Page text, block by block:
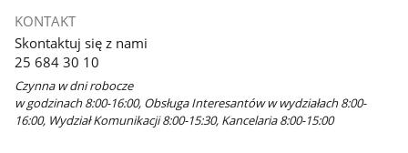
KONTAKT
Skontaktuj się z nami
25 684 30 10
Czynna w dni robocze
w godzinach 8:00-16:00, Obsługa Interesantów w wydziałach 8:00-
16:00, Wydział Komunikacji 8:00-15:30, Kancelaria 8:00-15:00